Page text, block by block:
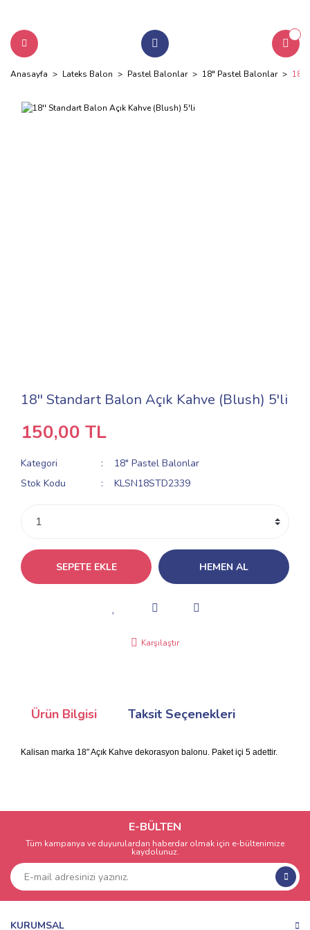
Anasayfa Lateks Balon Pastel Balonlar 18" Pastel Balonlar 18''
18'' Standart Balon Açık Kahve (Blush) 5'li
150,00 TL
Kategori
18" Pastel Balonlar
Stok Kodu
KLSN18STD2339
SEPETE EKLE HEMEN AL
Karşılaştır
Ürün Bilgisi Taksit Seçenekleri
Kalisan marka 18" Açık Kahve dekorasyon balonu. Paket içi 5 adettir.
E-BÜLTEN
Tüm kampanya ve duyurulardan haberdar olmak için e-bültenimize
kaydolunuz.
KURUMSAL